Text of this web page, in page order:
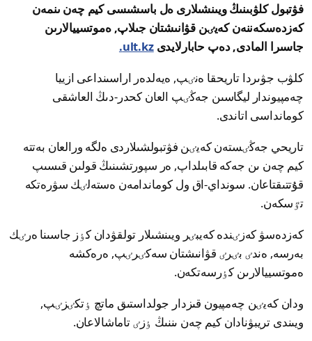
فۋتبول كلۋبىنىڭ ويىنشىلارى ەل باسشىسى كيم چەن ىنمەن
كەزدەسكەننەن كەيٸن قۋانىشتان جىلاپ, ەموتسييالارىن
جاسىرا المادى, دەپ حابارلايدىult.kz.
كلۋب جۋىردا تاريحقا ەنٸپ, ەيەلدەر اراسىنداعى ازييا
چەمپيوندار ليگاسىن جەڭٸپ العان كحدر-دىڭ العاشقى
كومانداسى اتاندى.
تاريحي جەڭٸستەن كەيٸن فۋتبولشىلاردى ەلگە ورالعان بەتتە
كيم چەن ىن جەكە قابىلداپ, ەر سپورتشىنىڭ قولىن قىسىپ
قۇتتىقتاعان. سونداي-اق ول كوماندامەن ەستەلٸك سۋرەتكە
تٷسكەن.
كەزدەسۋ كەزٸندە كەيبٸر ويىنشىلار تولقۋدان كٶز جاسىنا ەرٸك
بەرسە, ەندٸ بٸرٸ قۋانىشتان سەكٸرٸپ, ەرەكشە
ەموتسييالارىن كٶرسەتكەن.
ودان كەيٸن چەمپيون قىزدار جولداستىق ماتچ ٶتكٸزٸپ,
ويىندى تريبۋنادان كيم چەن ىننىڭ ٶزٸ تاماشالاعان.